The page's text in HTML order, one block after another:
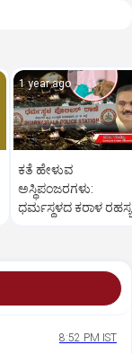
1 year ago
ಕತೆ ಹೇಳುವ
ಅಸ್ಥಿಪಂಜರಗಳು:
ಧರ್ಮಸ್ಥಳದ‌ ಕರಾಳ ರಹಸ್ಯ
8:52 PM IST